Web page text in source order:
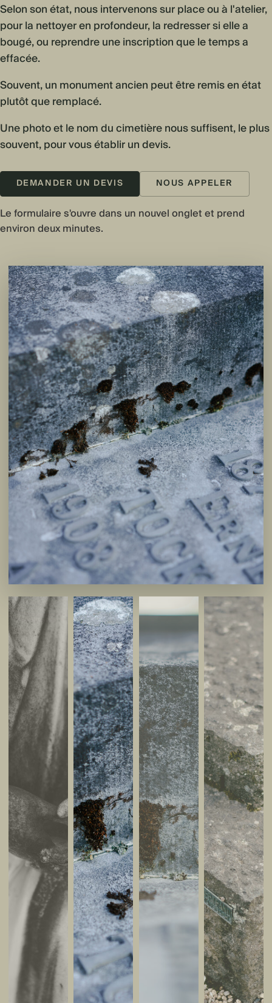
Selon son état, nous intervenons sur place ou à l'atelier,
pour la nettoyer en profondeur, la redresser si elle a
bougé, ou reprendre une inscription que le temps a
effacée.
Souvent, un monument ancien peut être remis en état
plutôt que remplacé.
Une photo et le nom du cimetière nous suffisent, le plus
souvent, pour vous établir un devis.
DEMANDER UN DEVIS NOUS APPELER
Le formulaire s'ouvre dans un nouvel onglet et prend
environ deux minutes.